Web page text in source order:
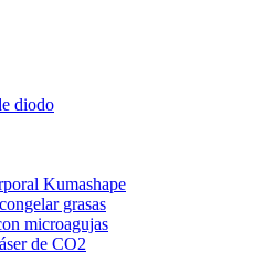
diodo
Kumashape
grasas
microagujas
de CO2